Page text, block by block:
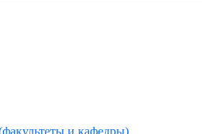
и кафедры)